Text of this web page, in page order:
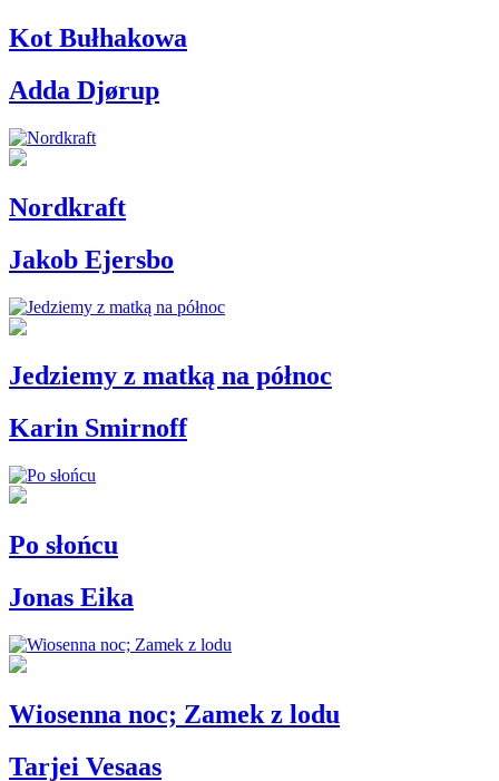
Kot Bułhakowa
Adda Djørup
Nordkraft
Jakob Ejersbo
Jedziemy z matką na północ
Karin Smirnoff
Po słońcu
Jonas Eika
Wiosenna noc; Zamek z lodu
Tarjei Vesaas